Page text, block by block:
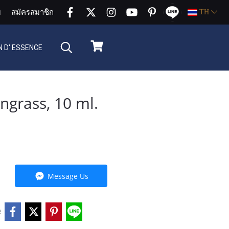
สมัครสมาชิก TH
D' ESSENCE
10 ml.
Message Us